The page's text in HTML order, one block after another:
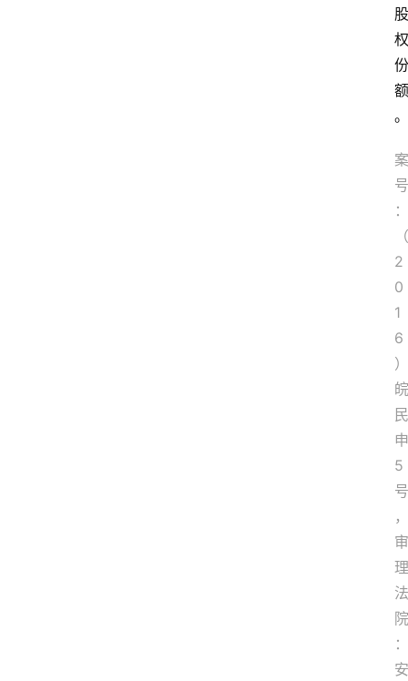
股
权
份
额
。
案
号
：
（
2
0
1
6
）
皖
民
申
5
号
，
审
理
法
院
：
安